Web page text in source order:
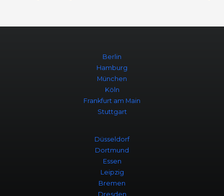
Berlin
Hamburg
München
Köln
Frankfurt am Main
Stuttgart
Düsseldorf
Dortmund
Essen
Leipzig
Bremen
Dresden